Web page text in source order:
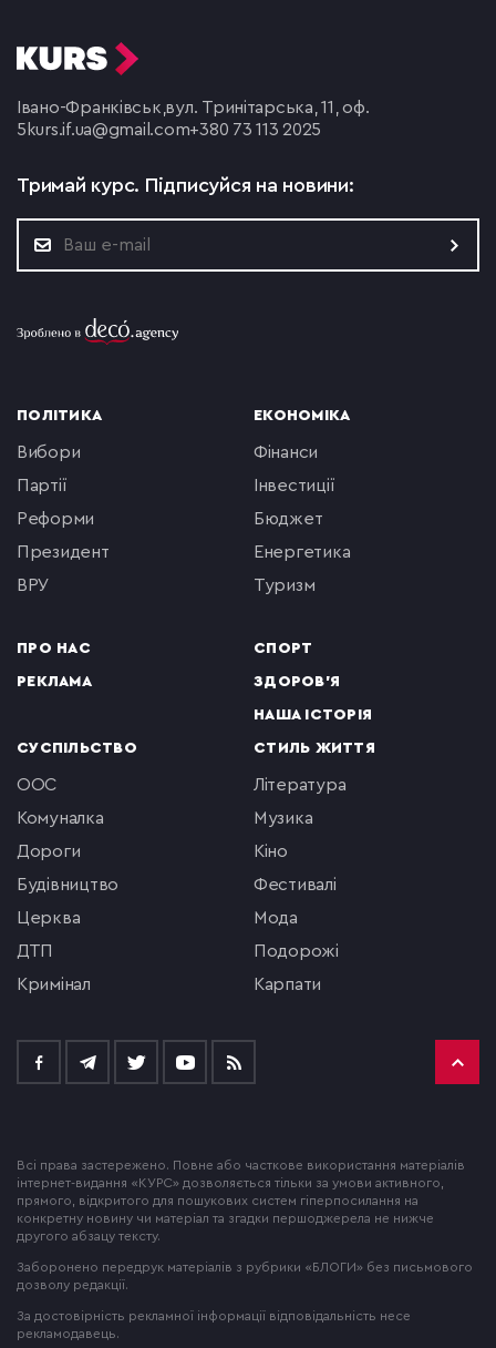
Івано-Франківськ, вул. Тринітарська, 11, оф.
5 kurs.if.ua@gmail.com+380 73 113 2025
Тримай курс. Підписуйся на новини:
ПОЛІТИКА
вибори
партії
реформи
президент
ВРУ
ПРО НАС
РЕКЛАМА
ЕКОНОМІКА
фінанси
інвестиції
бюджет
енергетика
туризм
СПОРТ
ЗДОРОВ'Я
НАША ІСТОРІЯ
СУСПІЛЬСТВО
ООС
комуналка
Дороги
будівництво
церква
ДТП
кримінал
СТИЛЬ ЖИТТЯ
література
музика
кіно
фестивалі
мода
подорожі
Карпати
Всі права застережено. Повне або часткове використання матеріалів
інтернет-видання «КУРС» дозволяється тільки за умови активного,
прямого, відкритого для пошукових систем гіперпосилання на
конкретну новину чи матеріал та згадки першоджерела не нижче
другого абзацу тексту.
Заборонено передрук матеріалів з рубрики «БЛОГИ» без письмового
дозволу редакції.
За достовірність рекламної інформації відповідальність несе
рекламодавець.